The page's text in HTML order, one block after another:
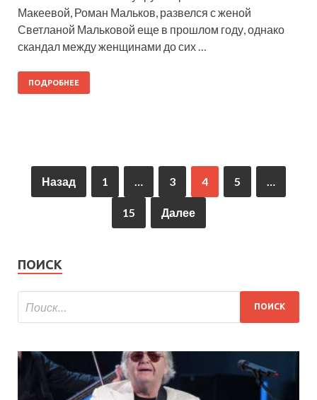
Макеевой, Роман Мальков, развелся с женой
Светланой Мальковой еще в прошлом году, однако
скандал между женщинами до сих …
ПОДРОБНЕЕ
Назад 1 … 3 4 5 …
15 Далее
ПОИСК